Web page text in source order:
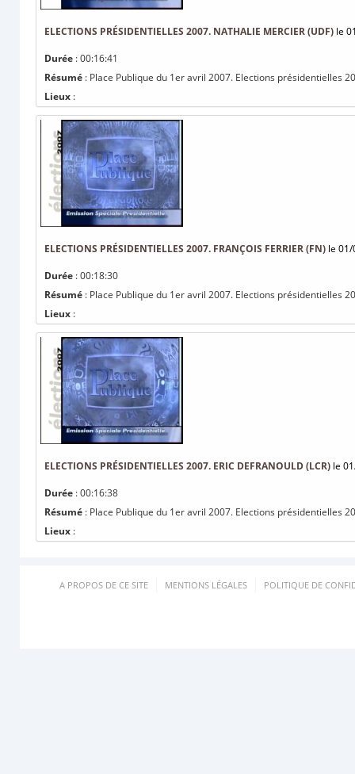
ELECTIONS PRÉSIDENTIELLES 2007. NATHALIE MERCIER (UDF) le
Durée : 00:16:41
Résumé : Place Publique du 1er avril 2007. Elections présidentielles
Lieux :
ELECTIONS PRÉSIDENTIELLES 2007. FRANÇOIS FERRIER (FN) le
Durée : 00:18:30
Résumé : Place Publique du 1er avril 2007. Elections présidentielles
Lieux :
ELECTIONS PRÉSIDENTIELLES 2007. ERIC DEFRANOULD (LCR) le
Durée : 00:16:38
Résumé : Place Publique du 1er avril 2007. Elections présidentielles
Lieux :
A PROPOS DE CE SITE MENTIONS LÉGALES POLITIQUE DE